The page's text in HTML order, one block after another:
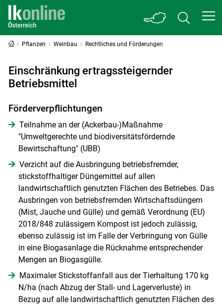
Pflanzen Weinbau Rechtliches und Förderungen
Einschränkung ertragssteigernder
Betriebsmittel
Förderverpflichtungen
Teilnahme an der (Ackerbau-)Maßnahme
"Umweltgerechte und biodiversitätsfördernde
Bewirtschaftung" (UBB)
Verzicht auf die Ausbringung betriebsfremder,
stickstoffhaltiger Düngemittel auf allen
landwirtschaftlich genutzten Flächen des Betriebes. Das
Ausbringen von betriebsfremden Wirtschaftsdüngern
(Mist, Jauche und Gülle) und gemäß Verordnung (EU)
2018/848 zulässigem Kompost ist jedoch zulässig,
ebenso zulässig ist im Falle der Verbringung von Gülle
in eine Biogasanlage die Rücknahme entsprechender
Mengen an Biogasgülle.
Maximaler Stickstoffanfall aus der Tierhaltung 170 kg
N/ha (nach Abzug der Stall- und Lagerverluste) in
Bezug auf alle landwirtschaftlich genutzten Flächen des